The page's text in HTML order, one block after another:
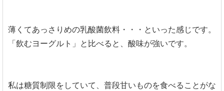
薄くてあっさりめの乳酸菌飲料・・・といった感じです。
「飲むヨーグルト」と比べると、酸味が強いです。
私は糖質制限をしていて、普段甘いものを食べることがな